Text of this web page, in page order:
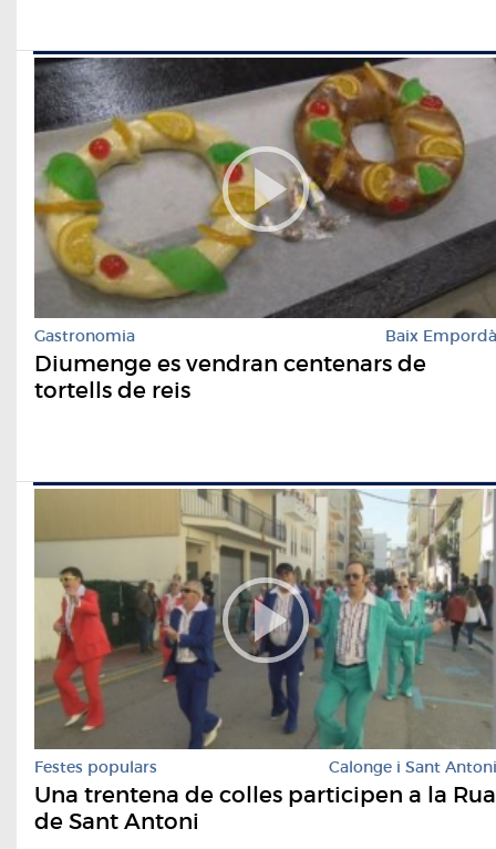
Gastronomia Baix Empordà
Diumenge es vendran centenars de
tortells de reis
Festes populars Calonge i Sant Antoni
Una trentena de colles participen a la Rua
de Sant Antoni